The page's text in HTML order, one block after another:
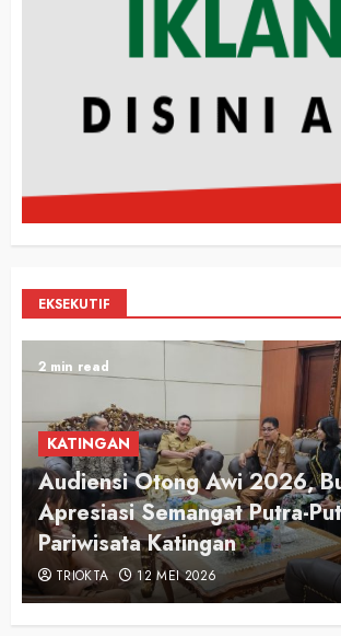
EKSEKUTIF
2 min read
KATINGAN
Audiensi Otong Awi 2026,
Apresiasi Semangat Putra-
Pariwisata Katingan
TRIOKTA 12 MEI 2026